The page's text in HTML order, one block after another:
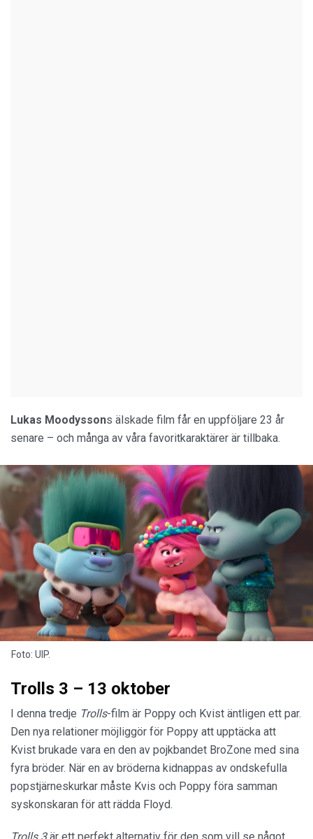
Lukas Moodyssons älskade film får en uppföljare 23 år
senare – och många av våra favoritkaraktärer är tillbaka.
Foto: UIP.
Trolls 3 – 13 oktober
I denna tredje Trolls-film är Poppy och Kvist äntligen ett par.
Den nya relationer möjliggör för Poppy att upptäcka att
Kvist brukade vara en den av pojkbandet BroZone med sina
fyra bröder. När en av bröderna kidnappas av ondskefulla
popstjärneskurkar måste Kvis och Poppy föra samman
syskonskaran för att rädda Floyd.